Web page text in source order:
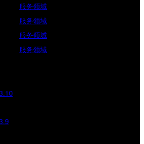
服务领域
服务领域
服务领域
服务领域